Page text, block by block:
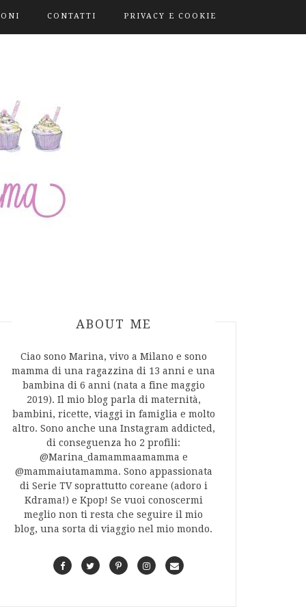
CONTATTI PRIVACY E COOKIE
ABOUT AUTHOR
ABOUT ME
Ciao sono Marina, vivo a Milano e sono
mamma di una ragazzina di 13 anni e una
bambina di 6 anni (nata a fine maggio
2019). Il mio blog parla di maternità,
bambini, ricette, viaggi in famiglia e molto
altro. Sono anche una Instagram addicted,
di conseguenza ho 2 profili:
@Marina_damammaamamma e
@mammaiutamamma. Sono appassionata
di Serie TV soprattutto coreane (adoro i
Kdrama!) e Kpop! Se vuoi conoscermi
meglio non ti resta che seguire il mio
blog, una sorta di viaggio nel mio mondo.
F
T
P
I
C